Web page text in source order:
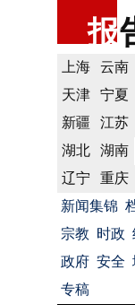
报
上海 云南
天津
宁夏
新疆
江苏
湖北
湖南
辽宁
重庆
新闻集锦
宗教 时政
政府 安全
专稿